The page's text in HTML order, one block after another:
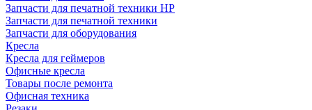
Запчасти для печатной техники HP
Запчасти для печатной техники
Запчасти для оборудования
Кресла
Кресла для геймеров
Офисные кресла
Товары после ремонта
Офисная техника